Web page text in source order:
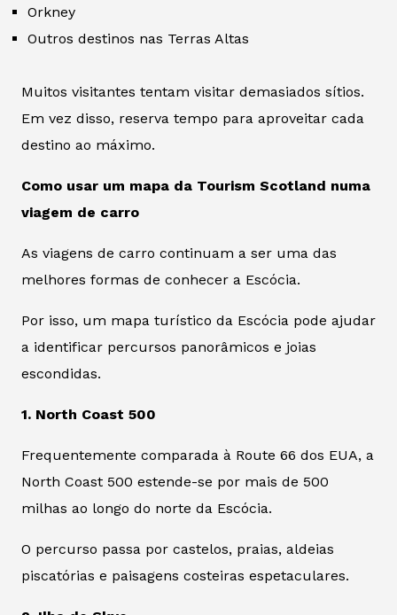
Orkney
Outros destinos nas Terras Altas
Muitos visitantes tentam visitar demasiados sítios.
Em vez disso, reserva tempo para aproveitar cada
destino ao máximo.
Como usar um mapa da Tourism Scotland numa
viagem de carro
As viagens de carro continuam a ser uma das
melhores formas de conhecer a Escócia.
Por isso, um mapa turístico da Escócia pode ajudar
a identificar percursos panorâmicos e joias
escondidas.
1. North Coast 500
Frequentemente comparada à Route 66 dos EUA, a
North Coast 500 estende-se por mais de 500
milhas ao longo do norte da Escócia.
O percurso passa por castelos, praias, aldeias
piscatórias e paisagens costeiras espetaculares.